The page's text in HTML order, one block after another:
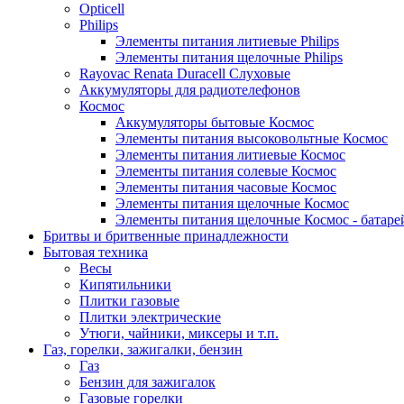
Opticell
Philips
Элементы питания литиевые Philips
Элементы питания щелочные Philips
Rayovac Renata Duracell Слуховые
Аккумуляторы для радиотелефонов
Космос
Аккумуляторы бытовые Космос
Элементы питания высоковольтные Космос
Элементы питания литиевые Космос
Элементы питания солевые Космос
Элементы питания часовые Космос
Элементы питания щелочные Космос
Элементы питания щелочные Космос -
Бритвы и бритвенные принадлежности
Бытовая техника
Весы
Кипятильники
Плитки газовые
Плитки электрические
Утюги, чайники, миксеры и т.п.
Газ, горелки, зажигалки, бензин
Газ
Бензин для зажигалок
Газовые горелки